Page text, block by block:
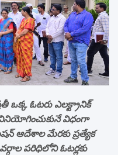
ఒక్క ఓటరు ఎలక్ట్రానిక్
విధంగా
ఆదేశాల మేరకు ప్రత్యేక
పరిధిలోని ఓటర్లకు